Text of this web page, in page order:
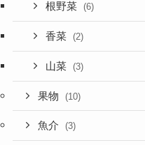
根野菜 (6)
香菜 (2)
山菜 (3)
果物 (10)
魚介 (3)